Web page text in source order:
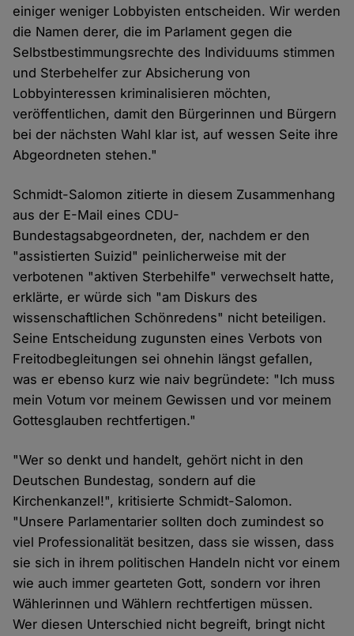
einiger weniger Lobbyisten entscheiden. Wir werden
die Namen derer, die im Parlament gegen die
Selbstbestimmungsrechte des Individuums stimmen
und Sterbehelfer zur Absicherung von
Lobbyinteressen kriminalisieren möchten,
veröffentlichen, damit den Bürgerinnen und Bürgern
bei der nächsten Wahl klar ist, auf wessen Seite ihre
Abgeordneten stehen."
Schmidt-Salomon zitierte in diesem Zusammenhang
aus der E-Mail eines CDU-
Bundestagsabgeordneten, der, nachdem er den
"assistierten Suizid" peinlicherweise mit der
verbotenen "aktiven Sterbehilfe" verwechselt hatte,
erklärte, er würde sich "am Diskurs des
wissenschaftlichen Schönredens" nicht beteiligen.
Seine Entscheidung zugunsten eines Verbots von
Freitodbegleitungen sei ohnehin längst gefallen,
was er ebenso kurz wie naiv begründete: "Ich muss
mein Votum vor meinem Gewissen und vor meinem
Gottesglauben rechtfertigen."
"Wer so denkt und handelt, gehört nicht in den
Deutschen Bundestag, sondern auf die
Kirchenkanzel!", kritisierte Schmidt-Salomon.
"Unsere Parlamentarier sollten doch zumindest so
viel Professionalität besitzen, dass sie wissen, dass
sie sich in ihrem politischen Handeln nicht vor einem
wie auch immer gearteten Gott, sondern vor ihren
Wählerinnen und Wählern rechtfertigen müssen.
Wer diesen Unterschied nicht begreift, bringt nicht